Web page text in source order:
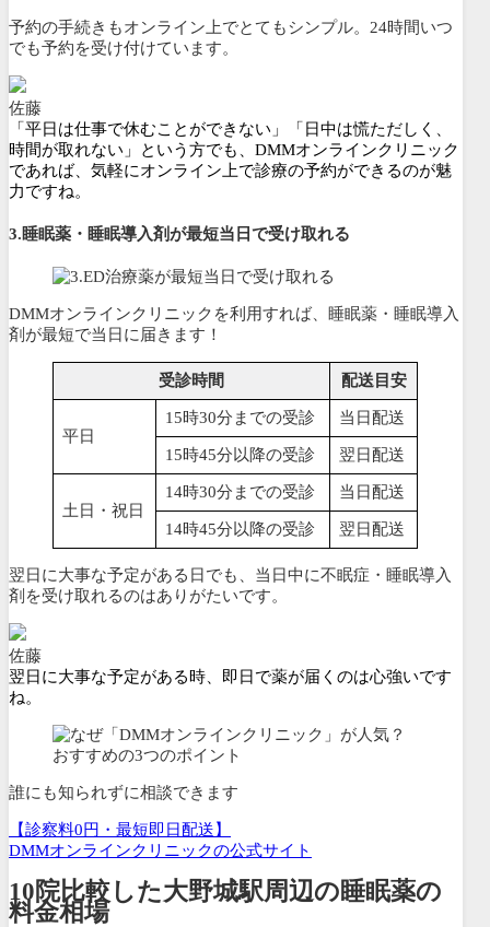
予約の手続きもオンライン上でとてもシンプル。 24時間いつ
でも予約を受け付けています。
佐藤
「平日は仕事で休むことができない」「日中は慌ただしく、
時間が取れない」という方でも、DMMオンラインクリニック
であれば、気軽にオンライン上で診療の予約ができるのが魅
力ですね。
3.睡眠薬・睡眠導入剤が最短当日で受け取れる
DMMオンラインクリニックを利用すれば、睡眠薬・睡眠導入
剤が最短で当日に届きます！
受診時間 配送目安
平日
15時30分までの受診 当日配送
15時45分以降の受診 翌日配送
土日・祝日
14時30分までの受診 当日配送
14時45分以降の受診 翌日配送
翌日に大事な予定がある日でも、当日中に不眠症・睡眠導入
剤を受け取れるのはありがたいです。
佐藤
翌日に大事な予定がある時、即日で薬が届くのは心強いです
ね。
誰にも知られずに相談できます
【診察料0円・最短即日配送】
DMMオンラインクリニックの公式サイト
10院比較した大野城駅周辺の睡眠薬の
料金相場